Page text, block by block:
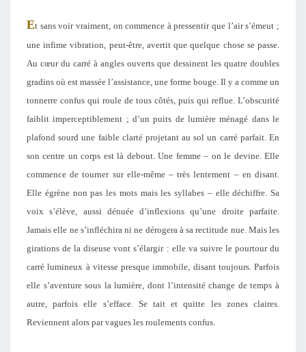
Et sans voir vraiment, on commence à pressentir que l’air s’émeut ;
une infime vibration, peut-être, avertit que quelque chose se passe.
Au cœur du carré à angles ouverts que dessinent les quatre doubles
gradins où est massée l’assistance, une forme bouge. Il y a comme un
tonnerre confus qui roule de tous côtés, puis qui reflue. L’obscurité
faiblit imperceptiblement ; d’un puits de lumière ménagé dans le
plafond sourd une faible clarté projetant au sol un carré parfait. En
son centre un corps est là debout. Une femme – on le devine. Elle
commence de tourner sur elle-même – très lentement – en disant.
Elle égrène non pas les mots mais les syllabes – elle déchiffre. Sa
voix s’élève, aussi dénuée d’inflexions qu’une droite parfaite.
Jamais elle ne s’infléchira ni ne dérogera à sa rectitude nue. Mais les
girations de la diseuse vont s’élargir : elle va suivre le pourtour du
carré lumineux à vitesse presque immobile, disant toujours. Parfois
elle s’aventure sous la lumière, dont l’intensité change de temps à
autre, parfois elle s’efface. Se tait et quitte les zones claires.
Reviennent alors par vagues les roulements confus.